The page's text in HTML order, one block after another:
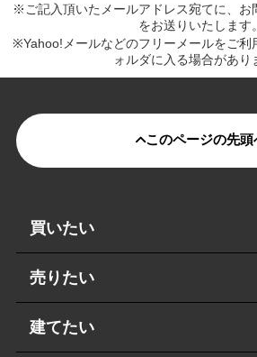
※ご記入頂いたメールアドレス宛てに、お
をお送りいたします。
※Yahoo!メールなどのフリーメールをご利
ォルダに入る場合があり
このページの先頭
買いたい
売りたい
建てたい